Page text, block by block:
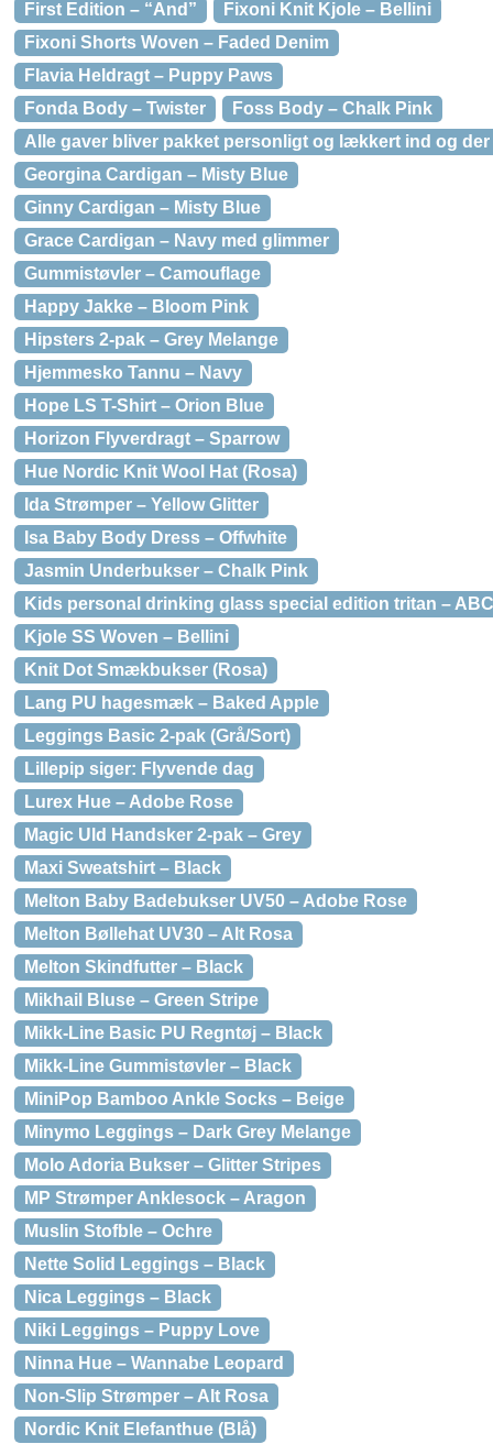
First Edition – “And”
Fixoni Knit Kjole – Bellini
Fixoni Shorts Woven – Faded Denim
Flavia Heldragt – Puppy Paws
Fonda Body – Twister
Foss Body – Chalk Pink
Alle gaver bliver pakket personligt og lækkert ind og
Georgina Cardigan – Misty Blue
Ginny Cardigan – Misty Blue
Grace Cardigan – Navy med glimmer
Gummistøvler – Camouflage
Happy Jakke – Bloom Pink
Hipsters 2-pak – Grey Melange
Hjemmesko Tannu – Navy
Hope LS T-Shirt – Orion Blue
Horizon Flyverdragt – Sparrow
Hue Nordic Knit Wool Hat (Rosa)
Ida Strømper – Yellow Glitter
Isa Baby Body Dress – Offwhite
Jasmin Underbukser – Chalk Pink
Kids personal drinking glass special edition tritan – ABC
Kjole SS Woven – Bellini
Knit Dot Smækbukser (Rosa)
Lang PU hagesmæk – Baked Apple
Leggings Basic 2-pak (Grå/Sort)
Lillepip siger: Flyvende dag
Lurex Hue – Adobe Rose
Magic Uld Handsker 2-pak – Grey
Maxi Sweatshirt – Black
Melton Baby Badebukser UV50 – Adobe Rose
Melton Bøllehat UV30 – Alt Rosa
Melton Skindfutter – Black
Mikhail Bluse – Green Stripe
Mikk-Line Basic PU Regntøj – Black
Mikk-Line Gummistøvler – Black
MiniPop Bamboo Ankle Socks – Beige
Minymo Leggings – Dark Grey Melange
Molo Adoria Bukser – Glitter Stripes
MP Strømper Anklesock – Aragon
Muslin Stofble – Ochre
Nette Solid Leggings – Black
Nica Leggings – Black
Niki Leggings – Puppy Love
Ninna Hue – Wannabe Leopard
Non-Slip Strømper – Alt Rosa
Nordic Knit Elefanthue (Blå)